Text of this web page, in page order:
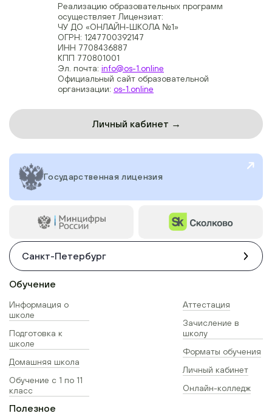
Реализацию образовательных программ
осуществляет Лицензиат:
ЧУ ДО «ОНЛАЙН-ШКОЛА №1»
ОГРН: 1247700392147
ИНН 7708436887
КПП 770801001
Эл. почта: info@os-1.online
Официальный сайт образовательной
организации: os-1.online
Личный кабинет →
Государственная лицензия
Санкт-Петербург
Обучение
Информация о
школе
Подготовка к
школе
Домашняя школа
Обучение с 1 по 11
класс
Аттестация
Зачисление в
школу
Форматы обучения
Личный кабинет
Онлайн-колледж
Полезное